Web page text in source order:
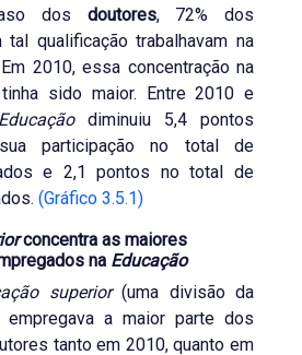
dos doutores, 72% dos
qualificação trabalhavam na
2010, essa concentração na
sido maior. Entre 2010 e
Educaçãodiminuiu 5,4 pontos
participação no total de
e 2,1 pontos no total de
(Gráfico 3.5.1)
concentra as maiores
na Educação
superior (uma divisão da
empregava a maior parte dos
tanto em 2010, quanto em